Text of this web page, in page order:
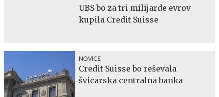
UBS bo za tri milijarde evrov
kupila Credit Suisse
NOVICE
Credit Suisse bo reševala
švicarska centralna banka